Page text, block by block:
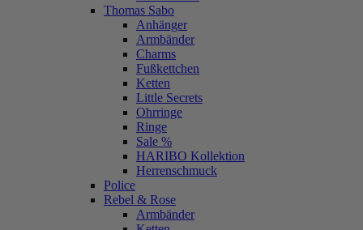
Thomas Sabo
Anhänger
Armbänder
Charms
Fußkettchen
Ketten
Little Secrets
Ohrringe
Ringe
Sale %
HARIBO Kollektion
Herrenschmuck
Police
Rebel & Rose
Armbänder